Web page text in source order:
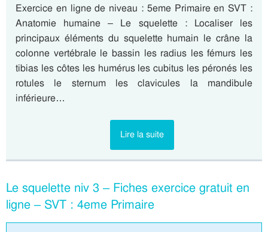
Exercice en ligne de niveau : 5eme Primaire en SVT :
Anatomie humaine – Le squelette : Localiser les
principaux éléments du squelette humain le crâne la
colonne vertébrale le bassin les radius les fémurs les
tibias les côtes les humérus les cubitus les péronés les
rotules le sternum les clavicules la mandibule
inférieure…
Lire la suite
Le squelette niv 3 – Fiches exercice gratuit en
ligne – SVT : 4eme Primaire